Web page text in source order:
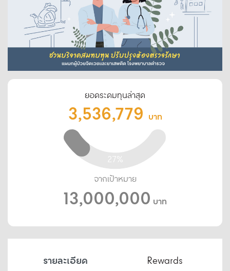
ยอดระดมทุนล่าสุด
3,536,779 บาท
27%
จากเป้าหมาย
13,000,000 บาท
รายละเอียด Rewards